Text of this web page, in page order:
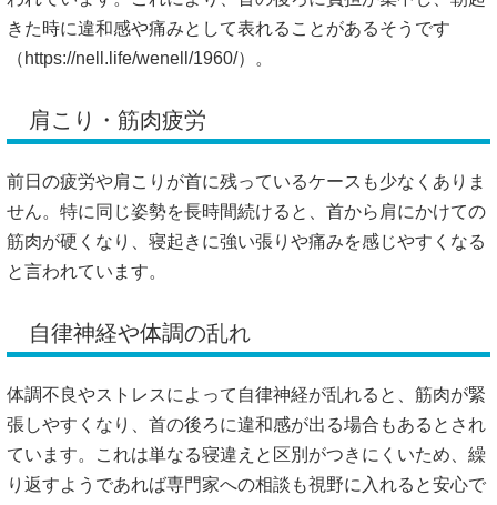
きた時に違和感や痛みとして表れることがあるそうです
（ https://nell.life/wenell/1960/）。
肩こり・筋肉疲労
前日の疲労や肩こりが首に残っているケースも少なくありま
せん。特に同じ姿勢を長時間続けると、首から肩にかけての
筋肉が硬くなり、寝起きに強い張りや痛みを感じやすくなる
と言われています。
自律神経や体調の乱れ
体調不良やストレスによって自律神経が乱れると、筋肉が緊
張しやすくなり、首の後ろに違和感が出る場合もあるとされ
ています。これは単なる寝違えと区別がつきにくいため、繰
り返すようであれば専門家への相談も視野に入れると安心で